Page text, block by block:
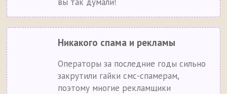
Никакого спама и рекламы
Операторы за последние годы сильно
закрутили гайки смс-спамерам,
поэтому многие рекламщики